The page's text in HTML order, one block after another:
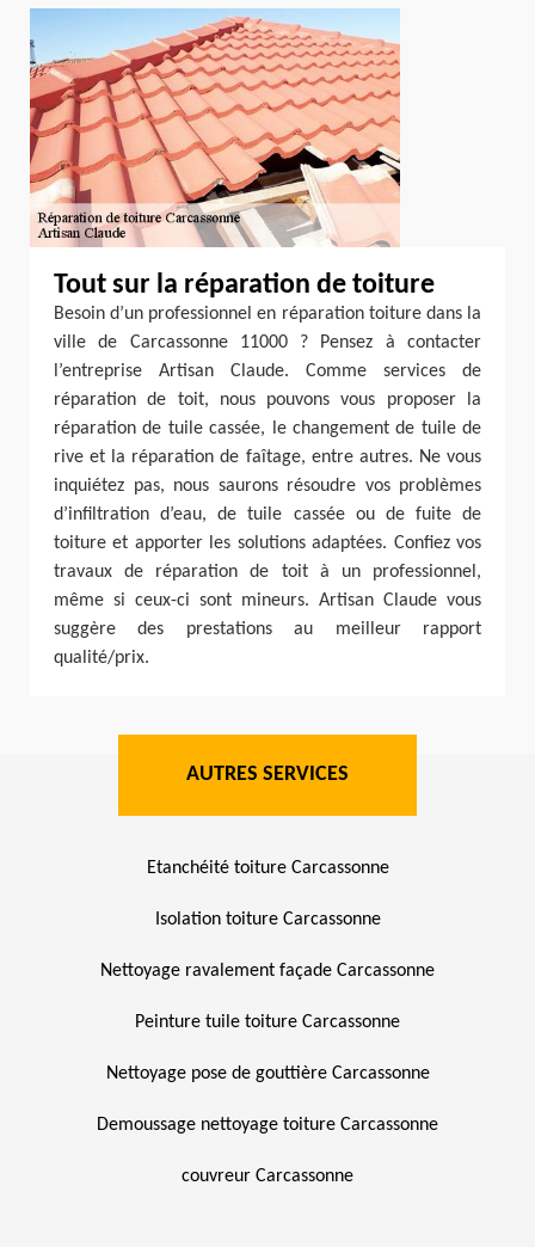
Tout sur la réparation de toiture
Besoin d’un professionnel en réparation toiture dans la
ville de Carcassonne 11000 ? Pensez à contacter
l’entreprise Artisan Claude. Comme services de
réparation de toit, nous pouvons vous proposer la
réparation de tuile cassée, le changement de tuile de
rive et la réparation de faîtage, entre autres. Ne vous
inquiétez pas, nous saurons résoudre vos problèmes
d’infiltration d’eau, de tuile cassée ou de fuite de
toiture et apporter les solutions adaptées. Confiez vos
travaux de réparation de toit à un professionnel,
même si ceux-ci sont mineurs. Artisan Claude vous
suggère des prestations au meilleur rapport
qualité/prix.
AUTRES SERVICES
Etanchéité toiture Carcassonne
Isolation toiture Carcassonne
Nettoyage ravalement façade Carcassonne
Peinture tuile toiture Carcassonne
Nettoyage pose de gouttière Carcassonne
Demoussage nettoyage toiture Carcassonne
couvreur Carcassonne